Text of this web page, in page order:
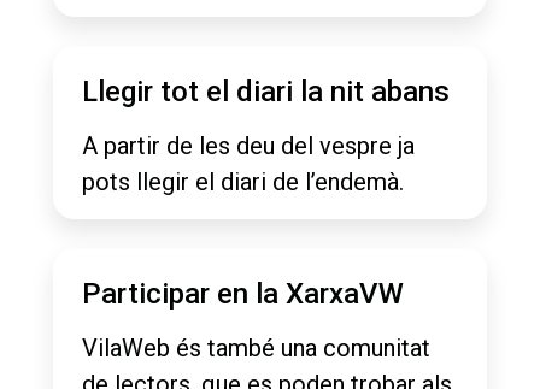
Llegir tot el diari la nit abans
A partir de les deu del vespre ja
pots llegir el diari de l’endemà.
Participar en la XarxaVW
VilaWeb és també una comunitat